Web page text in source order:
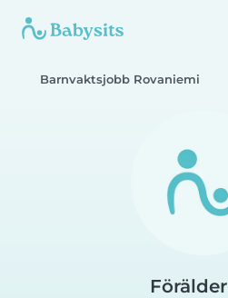
Barnvaktsjobb Rovaniemi
Förälder